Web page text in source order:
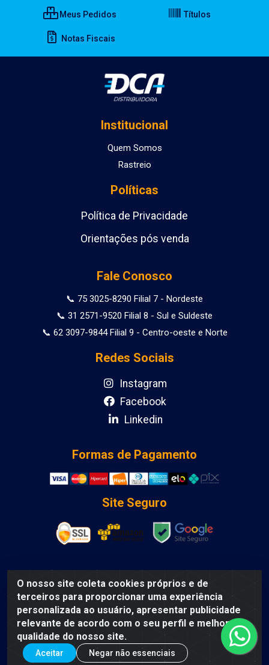
O nosso site coleta cookies próprios e de
terceiros para proporcionar uma experiência
personalizada ao usuário, apresentar publicidade
relevante de acordo com o seu perfil e melhorar a
qualidade do nosso site.
Aceitar Negar não essenciais
Meus Pedidos Títulos
Notas Fiscais
Institucional
Quem Somos
Rastreio
Políticas
Política de Privacidade
Orientações pós venda
Fale Conosco
📞 75 3025-8290 Filial 7 - Nordeste
📞 31 2571-9520 Filial 8 - Sul e Suldeste
📞 62 3097-9844 Filial 9 - Centro-oeste e Norte
Redes Sociais
Instagram
Facebook
Linkedin
Formas de Pagamento
Site Seguro
DCA DISTRIBUIDORA DE COSMETICOS LTDA - AV
DEPUTADO LUIS EDUARDO MAGALHAES, Humildes,
Feira de Santana/BA - CEP 44135-000 - CNPJ:
31.912.909/0001-40